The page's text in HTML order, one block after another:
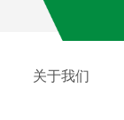
关于我们